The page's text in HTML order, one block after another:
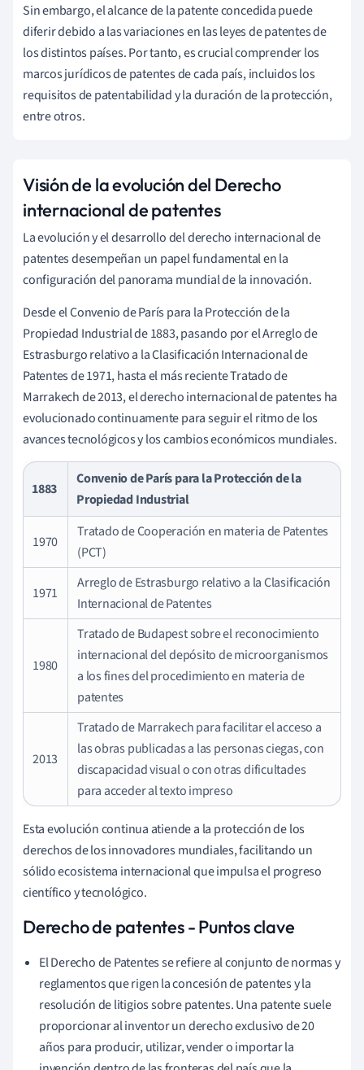
Sin embargo, el alcance de la patente concedida puede
diferir debido a las variaciones en las leyes de patentes de
los distintos países. Por tanto, es crucial comprender los
marcos jurídicos de patentes de cada país, incluidos los
requisitos de patentabilidad y la duración de la protección,
entre otros.
Visión de la evolución del Derecho
internacional de patentes
La evolución y el desarrollo del derecho internacional de
patentes desempeñan un papel fundamental en la
configuración del panorama mundial de la innovación.
Desde el Convenio de París para la Protección de la
Propiedad Industrial de 1883, pasando por el Arreglo de
Estrasburgo relativo a la Clasificación Internacional de
Patentes de 1971, hasta el más reciente Tratado de
Marrakech de 2013, el derecho internacional de patentes ha
evolucionado continuamente para seguir el ritmo de los
avances tecnológicos y los cambios económicos mundiales.
1883
Convenio de París para la Protección de la
Propiedad Industrial
1970
Tratado de Cooperación en materia de Patentes
(PCT)
1971
Arreglo de Estrasburgo relativo a la Clasificación
Internacional de Patentes
1980
Tratado de Budapest sobre el reconocimiento
internacional del depósito de microorganismos
a los fines del procedimiento en materia de
patentes
2013
Tratado de Marrakech para facilitar el acceso a
las obras publicadas a las personas ciegas, con
discapacidad visual o con otras dificultades
para acceder al texto impreso
Esta evolución continua atiende a la protección de los
derechos de los innovadores mundiales, facilitando un
sólido ecosistema internacional que impulsa el progreso
científico y tecnológico.
Derecho de patentes - Puntos clave
El Derecho de Patentes se refiere al conjunto de normas y
reglamentos que rigen la concesión de patentes y la
resolución de litigios sobre patentes. Una patente suele
proporcionar al inventor un derecho exclusivo de 20
años para producir, utilizar, vender o importar la